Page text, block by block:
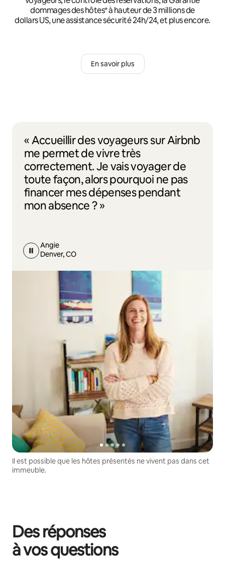
dommages des hôtes* à hauteur de 3 millions de
dollars US, une assistance sécurité 24h/24, et plus encore.
En savoir plus
« Accueillir des voyageurs sur Airbnb
me permet de vivre très
correctement. Je vais voyager de
toute façon, alors pourquoi ne pas
financer mes dépenses pendant
mon absence ? »
Angie
Denver, CO
Il est possible que les hôtes présentés ne vivent pas dans cet
immeuble.
Des réponses
à vos questions